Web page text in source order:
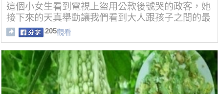
這個小女生看到電視上盜用公款後號哭的政客，她
接下來的天真舉動讓我們看到大人跟孩子之間的最
大差別！205觀看